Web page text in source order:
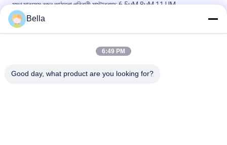
মসৃণ সারফেস রজন আঠালো পরিবাহী মাস্টারব্যাচ 6.5µM 8uM 11 UM
স্টেইনলেস স্টিল পরিবাহী মাস্টারবাচ, 2.5 মিমি দৈর্ঘ্য পরিবাহী প্লাস্টিকের
Agglomerates
ইএমআই ইঞ্জেকশনের জন্য আরওএইচএস 2 মিমি ব্যাসের কার্বন কালো পরিবাহী মাস্টার ব্যাচ
Bella
6:49 PM
Good day, what product are you looking for?